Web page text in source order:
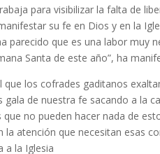
para visibilizar la falta de
su fe en Dios y en la
parecido que es una labor muy
Santa de este año”, ha
que los cofrades gaditanos
gala de nuestra fe sacando a la
no pueden hacer nada de
la atención que necesitan esas
a la Iglesia